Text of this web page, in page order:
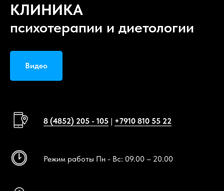
КЛИНИКА
психотерапии и диетологии
Видео
8 (4852) 205 - 105 | +7910 810 55 22
Режим работы Пн - Вс: 09.00 – 20.00